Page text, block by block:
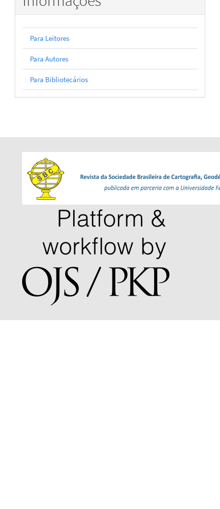
Para Leitores
Para Autores
Para Bibliotecários